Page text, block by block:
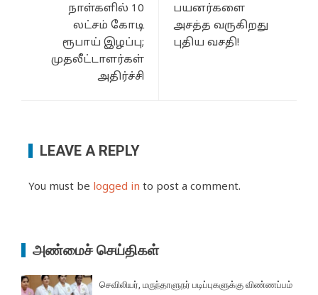
நாள்களில் 10
லட்சம் கோடி
ரூபாய் இழப்பு;
முதலீட்டாளர்கள்
அதிர்ச்சி
பயனர்களை
அசத்த வருகிறது
புதிய வசதி!
LEAVE A REPLY
You must be logged in to post a comment.
அண்மைச் செய்திகள்
செவிலியர், மருந்தாளுநர் படிப்புகளுக்கு விண்ணப்பம்